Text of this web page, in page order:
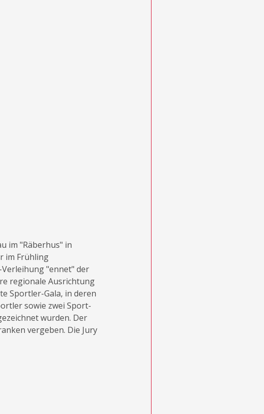
im "Räberhus" in
im Frühling
"ennet" der
regionale Ausrichtung
Sportler-Gala, in deren
sowie zwei Sport-
wurden. Der
vergeben. Die Jury